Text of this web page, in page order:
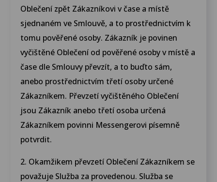
Oblečení zpět Zákazníkovi v čase a místě
sjednaném ve Smlouvě, a to prostřednictvím k
tomu pověřené osoby. Zákazník je povinen
vyčištěné Oblečení od pověřené osoby v místě a
čase dle Smlouvy převzít, a to buďto sám,
anebo prostřednictvím třetí osoby určené
Zákazníkem. Převzetí vyčištěného Oblečení
jsou Zákazník anebo třetí osoba určená
Zákazníkem povinni Messengerovi písemně
potvrdit.
2. Okamžikem převzetí Oblečení Zákazníkem se
považuje Služba za provedenou. Služba se